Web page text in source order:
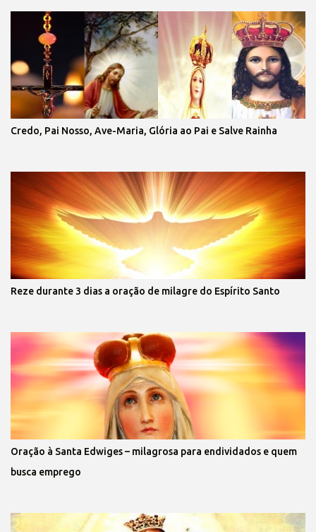
Credo, Pai Nosso, Ave-Maria, Glória ao Pai e Salve Rainha
Reze durante 3 dias a oração de milagre do Espírito Santo
Oração à Santa Edwiges – milagrosa para endividados e quem
busca emprego